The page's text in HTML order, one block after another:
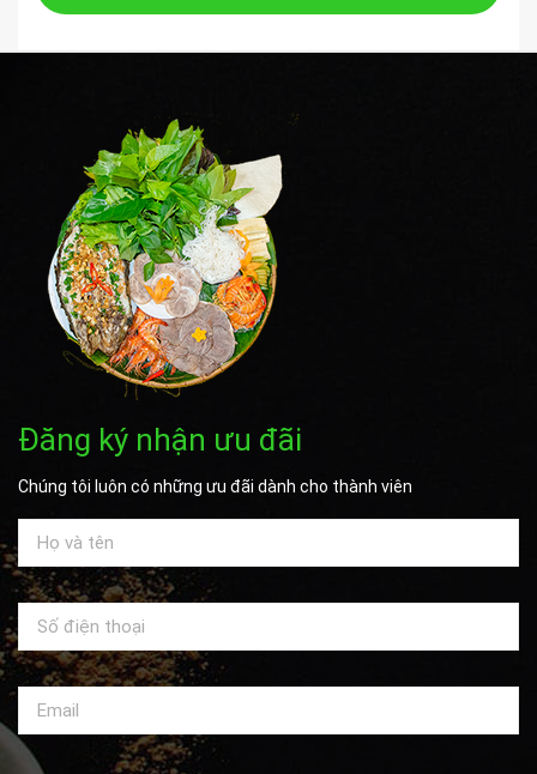
Đăng ký nhận ưu đãi
Chúng tôi luôn có những ưu đãi dành cho thành viên